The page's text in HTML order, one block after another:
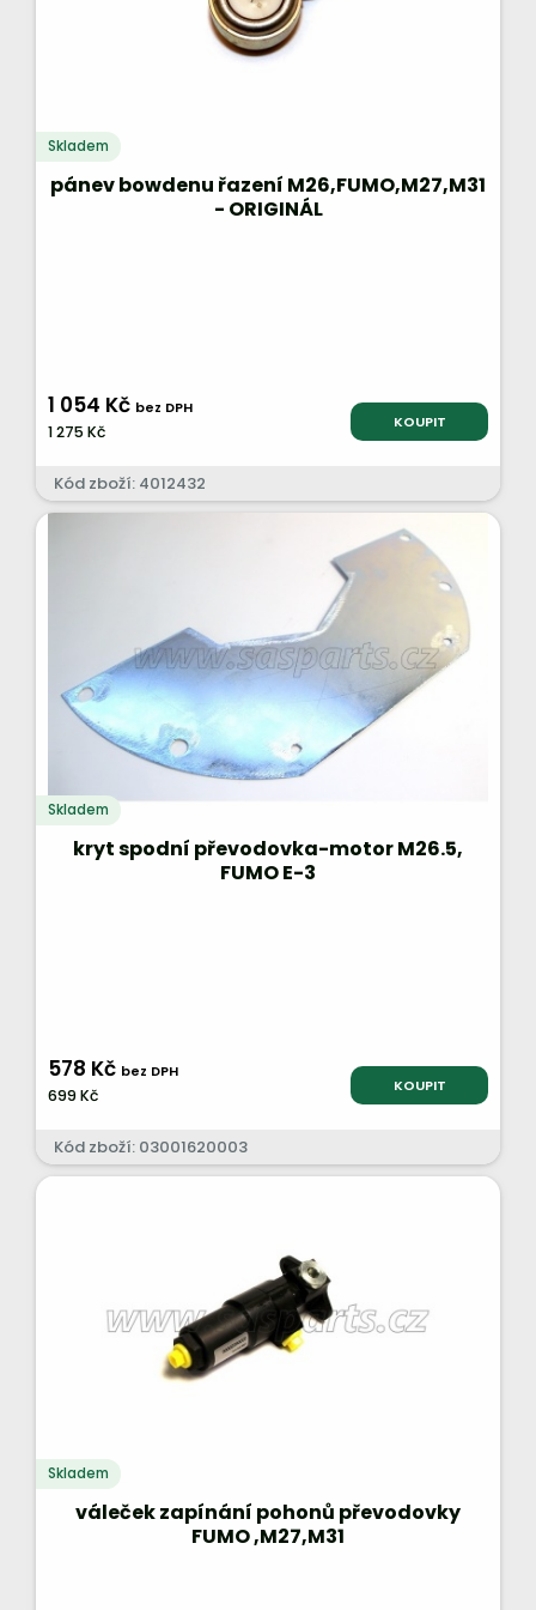
Skladem
pánev bowdenu řazení M26,FUMO,M27,M31
- ORIGINÁL
1 054 Kč bez DPH
1 275 Kč KOUPIT
Kód zboží: 4012432
Skladem
kryt spodní převodovka-motor M26.5,
FUMO E-3
578 Kč bez DPH
699 Kč KOUPIT
Kód zboží: 03001620003
Skladem
váleček zapínání pohonů převodovky
FUMO ,M27,M31